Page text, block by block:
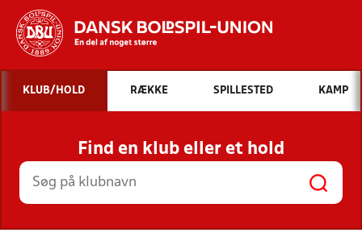
Hvad vil du søge efter?
INDHOLD OG NYHEDER
STILLINGER, RESULTATER, KLUBBER OG
HOLD
KLUB/HOLD RÆKKE SPILLESTED KAMP
Find en klub eller et hold